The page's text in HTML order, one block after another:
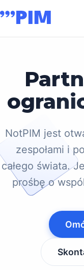
NotPIM jest
zespołami i
całego świata.
prośbę o